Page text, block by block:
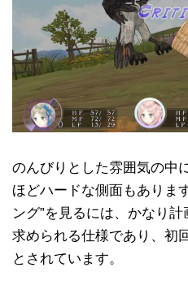
のんびりとした雰囲気の中
ほどハードな側面もありま
ング”を見るには、かなり
求められる仕様であり、初
とされています。